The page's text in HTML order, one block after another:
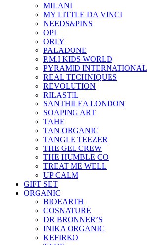
MILANI
MY LITTLE DA VINCI
NEEDS&PINS
OPI
ORLY
PALADONE
P.M.I KIDS WORLD
PYRAMID INTERNATIONAL
REAL TECHNIQUES
REVOLUTION
RILASTIL
SANTHILEA LONDON
SOAPING ART
TAHE
TAN ORGANIC
TANGLE TEEZER
THE GEL CREW
THE HUMBLE CO
TREAT ME WELL
UP CALM
GIFT SET
ORGANIC
BIOEARTH
COSNATURE
DR BRONNER’S
INIKA ORGANIC
KEFIRKO